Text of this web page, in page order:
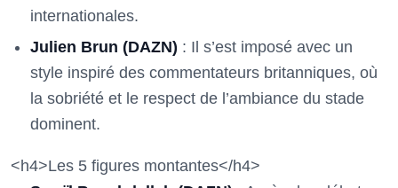
internationales.
Julien Brun (DAZN) : Il s’est imposé avec un
style inspiré des commentateurs britanniques, où
la sobriété et le respect de l’ambiance du stade
dominent.
<h4>Les 5 figures montantes</h4>